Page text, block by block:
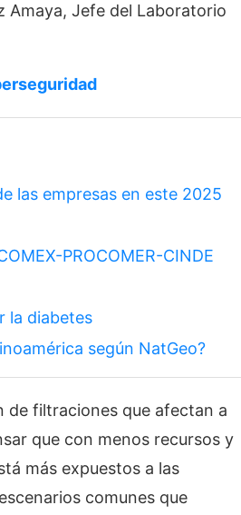
Amaya, Jefe del Laboratorio
las empresas en este 2025
PROCOMER-CINDE
la diabetes
según NatGeo?
de filtraciones que afectan a
que con menos recursos y
más expuestos a las
comunes que